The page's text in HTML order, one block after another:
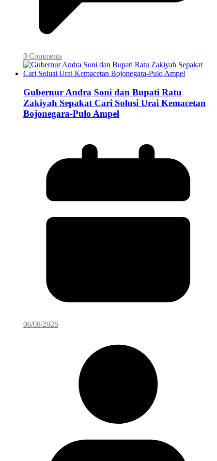
0 Comments
Gubernur Andra Soni dan Bupati Ratu
Zakiyah Sepakat Cari Solusi Urai Kemacetan
Bojonegara-Pulo Ampel
06/08/2026